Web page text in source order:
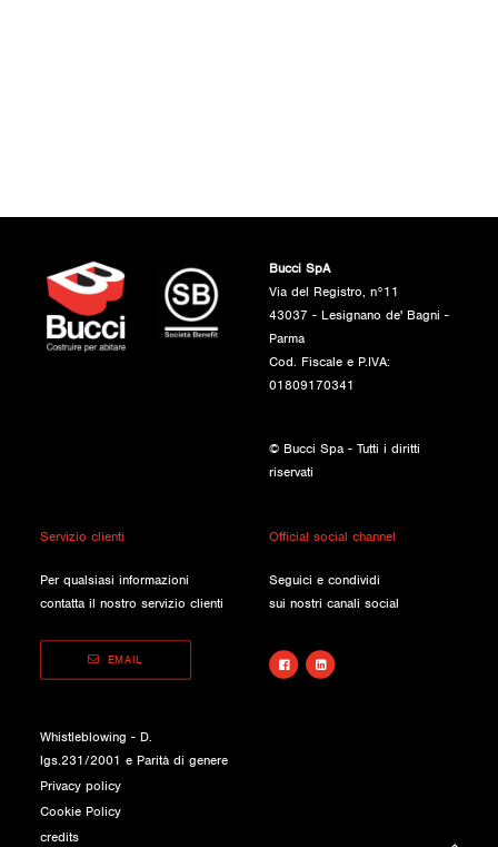
Bucci SpA
Via del Registro, n°11
43037 - Lesignano de' Bagni -
Parma
Cod. Fiscale e P.IVA:
01809170341
© Bucci Spa - Tutti i diritti
riservati
Servizio clienti
Per qualsiasi informazioni
contatta il nostro servizio clienti
EMAIL
Official social channel
Seguici e condividi
sui nostri canali social
Whistleblowing - D.
lgs.231/2001 e Parità di genere
Privacy policy
Cookie Policy
credits